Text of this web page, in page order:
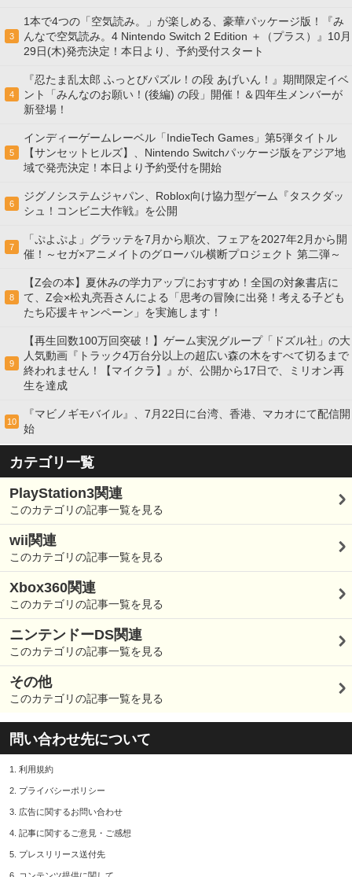
3
1本で4つの「空気読み。」が楽しめる、豪華パッケージ版！『み
んなで空気読み。4 Nintendo Switch 2 Edition ＋（プラス）』10月
29日(木)発売決定！本日より、予約受付スタート
4
『忍たま乱太郎 ふっとびパズル！の段 あげいん！』期間限定イベ
ント「みんなのお願い！(後編) の段」開催！＆四年生メンバーが
新登場！
5
インディーゲームレーベル「IndieTech Games」第5弾タイトル
【サンセットヒルズ】、Nintendo Switchパッケージ版をアジア地
域で発売決定！本日より予約受付を開始
6
ジグノシステムジャパン、Roblox向け協力型ゲーム『タスクダッ
シュ！コンビニ大作戦』を公開
7
「ぷよぷよ」グラッテを7月から順次、フェアを2027年2月から開
催！～セガ×アニメイトのグローバル横断プロジェクト 第二弾～
8
【Z会の本】夏休みの学力アップにおすすめ！全国の対象書店に
て、Z会×松丸亮吾さんによる「思考の冒険に出発！考える子ども
たち応援キャンペーン」を実施します！
9
【再生回数100万回突破！】ゲーム実況グループ「ドズル社」の大
人気動画『トラック4万台分以上の超広い森の木をすべて切るまで
終われません！【マイクラ】』が、公開から17日で、ミリオン再
生を達成
10
『マビノギモバイル』、7月22日に台湾、香港、マカオにて配信開
始
カテゴリ一覧
PlayStation3関連
このカテゴリの記事一覧を見る
wii関連
このカテゴリの記事一覧を見る
Xbox360関連
このカテゴリの記事一覧を見る
ニンテンドーDS関連
このカテゴリの記事一覧を見る
その他
このカテゴリの記事一覧を見る
問い合わせ先について
1. 利用規約
2. プライバシーポリシー
3. 広告に関するお問い合わせ
4. 記事に関するご意見・ご感想
5. プレスリリース送付先